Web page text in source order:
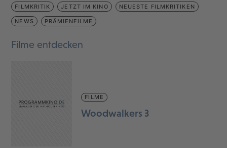
FILMKRITIK JETZT IM KINO NEUESTE FILMKRITIKEN
NEWS PRÄMIENFILME
Filme entdecken
FILME
Woodwalkers 3